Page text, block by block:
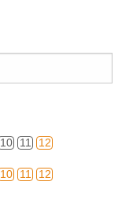
10 11 12
10 11 12